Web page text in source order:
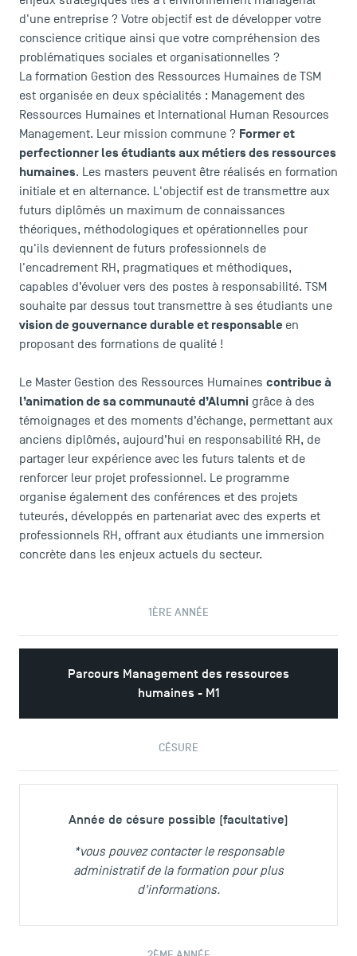
Le corps professoral
Campus tour
Accréditations
d'une entreprise ? Votre objectif est de développer votre
conscience critique ainsi que votre compréhension des
problématiques sociales et organisationnelles ?
La formation Gestion des Ressources Humaines de TSM
est organisée en deux spécialités : Management des
Ressources Humaines et International Human Resources
Management. Leur mission commune ? Former et
perfectionner les étudiants aux métiers des ressources
humaines. Les masters peuvent être réalisés en formation
initiale et en alternance. L'objectif est de transmettre aux
futurs diplômés un maximum de connaissances
théoriques, méthodologiques et opérationnelles pour
qu'ils deviennent de futurs professionnels de
l'encadrement RH, pragmatiques et méthodiques,
capables d’évoluer vers des postes à responsabilité. TSM
souhaite par dessus tout transmettre à ses étudiants une
vision de gouvernance durable et responsable en
proposant des formations de qualité !
Le Master Gestion des Ressources Humaines contribue à
l’animation de sa communauté d’Alumni grâce à des
témoignages et des moments d’échange, permettant aux
anciens diplômés, aujourd’hui en responsabilité RH, de
partager leur expérience avec les futurs talents et de
renforcer leur projet professionnel. Le programme
organise également des conférences et des projets
tuteurés, développés en partenariat avec des experts et
professionnels RH, offrant aux étudiants une immersion
concrète dans les enjeux actuels du secteur.
1ÈRE ANNÉE
Parcours Management des ressources
humaines - M1
CÉSURE
Année de césure possible (facultative)
*vous pouvez contacter le responsable
administratif de la formation pour plus
d'informations.